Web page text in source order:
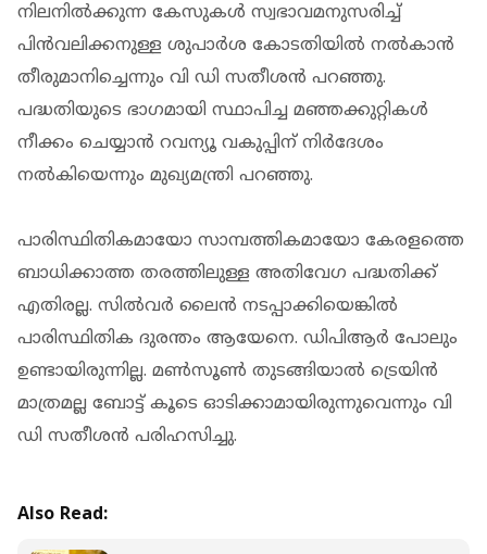
നിലനില്‍ക്കുന്ന കേസുകള്‍ സ്വഭാവമനുസരിച്ച്
പിന്‍വലിക്കനുള്ള ശുപാര്‍ശ കോടതിയില്‍ നല്‍കാന്‍
തീരുമാനിച്ചെന്നും വി ഡി സതീശന്‍ പറഞ്ഞു.
പദ്ധതിയുടെ ഭാഗമായി സ്ഥാപിച്ച മഞ്ഞക്കുറ്റികള്‍
നീക്കം ചെയ്യാന്‍ റവന്യൂ വകുപ്പിന് നിര്‍ദേശം
നല്‍കിയെന്നും മുഖ്യമന്ത്രി പറഞ്ഞു.
പാരിസ്ഥിതികമായോ സാമ്പത്തികമായോ കേരളത്തെ
ബാധിക്കാത്ത തരത്തിലുള്ള അതിവേഗ പദ്ധതിക്ക്
എതിരല്ല. സില്‍വര്‍ ലൈന്‍ നടപ്പാക്കിയെങ്കില്‍
പാരിസ്ഥിതിക ദുരന്തം ആയേനെ. ഡിപിആര്‍ പോലും
ഉണ്ടായിരുന്നില്ല. മണ്‍സൂണ്‍ തുടങ്ങിയാല്‍ ട്രെയിന്‍
മാത്രമല്ല ബോട്ട് കൂടെ ഓടിക്കാമായിരുന്നുവെന്നും വി
ഡി സതീശന്‍ പരിഹസിച്ചു.
Also Read: